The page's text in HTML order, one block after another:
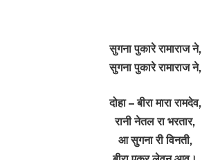
सुगना पुकारे रामाराज ने,
सुगना पुकारे रामाराज ने,
दोहा – बीरा मारा रामदेव,
रानी नेतल रा भरतार,
आ सुगना री विनती,